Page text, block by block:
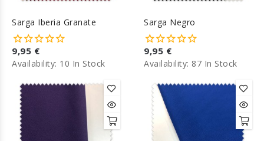
Sarga Iberia Granate
9,95 €
Availability: 10 In Stock
Sarga Negro
9,95 €
Availability: 87 In Stock